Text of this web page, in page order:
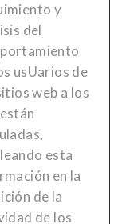
y
del
usUarios de
web a los
esta
en la
de la
de los